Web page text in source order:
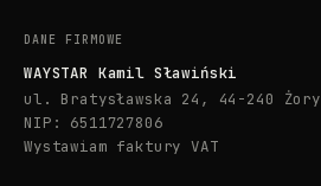
DANE FIRMOWE
WAYSTAR Kamil Sławiński
ul. Bratysławska 24, 44-240 Żory
NIP: 6511727806
Wystawiam faktury VAT